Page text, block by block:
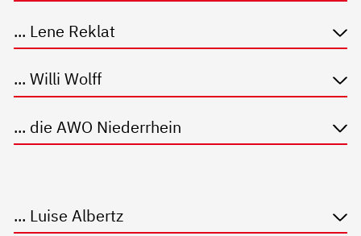
... Lene Reklat
... Willi Wolff
... die AWO Niederrhein
... Luise Albertz